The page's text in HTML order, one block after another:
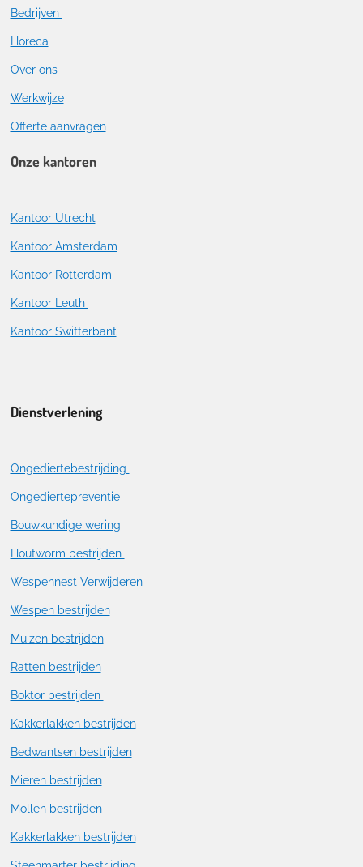
Bedrijven
Horeca
Over ons
Werkwijze
Offerte aanvragen
Onze kantoren
Kantoor Utrecht
Kantoor Amsterdam
Kantoor Rotterdam
Kantoor Leuth
Kantoor Swifterbant
Dienstverlening
Ongediertebestrijding
Ongediertepreventie
Bouwkundige wering
Houtworm bestrijden
Wespennest Verwijderen
Wespen bestrijden
Muizen bestrijden
Ratten bestrijden
Boktor bestrijden
Kakkerlakken bestrijden
Bedwantsen bestrijden
Mieren bestrijden
Mollen bestrijden
Kakkerlakken bestrijden